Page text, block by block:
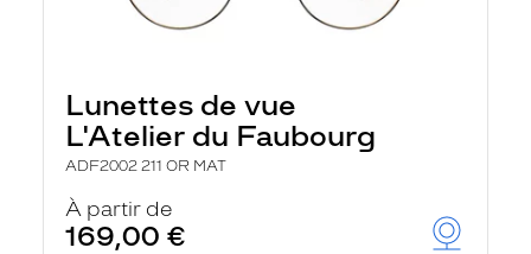
Lunettes de vue
L'Atelier du Faubourg
ADF2002 211 OR MAT
À partir de
169,00 €